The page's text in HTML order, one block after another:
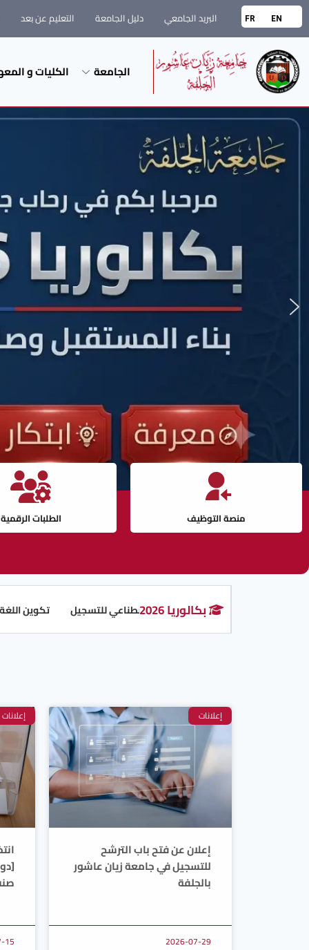
EN
FR البريد الجامعي دليل الجامعة التعليم عن بعد
الجامعة الكليات و
منصة التوظيف الطلبات الرقمية
بكالوريا 2026
و مساعد الذكاء الاصطناعي للتسجيل تكوين اللغة الإنجليزية عن
إعلانات
إعلان عن فتح باب الترشح
للتسجيل في جامعة زيان عاشور
بالجلفة
2026-07-29
إعلانات
15